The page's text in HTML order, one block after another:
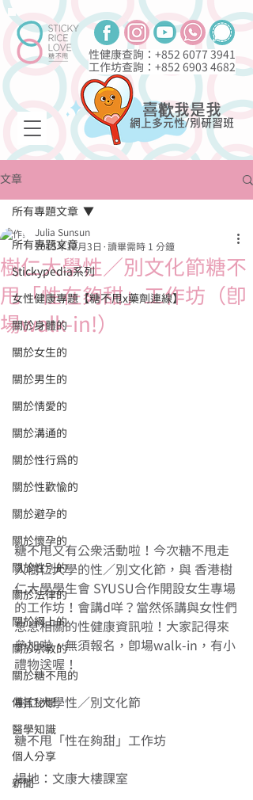
性健康查詢：+852 6077 3941
工作坊查詢：+852 6903 4682
喜歡我是我
網上多元性/別研習班
文章
所有專題文章
Stickypedia系列
女性健康專題【糖不甩x藥劑連線】
關於身體的
關於女生的
關於男生的
關於情愛的
關於溝通的
關於性行為的
關於性歡愉的
關於避孕的
關於懷孕的
關於性別的
關於法律的
關於網上的
關於宗教的
關於糖不甩的
傳言秘聞
醫學知識
個人分享
新聞
所有專題文章
樹仁大學性／別文化節糖不
甩「性在夠甜」工作坊（即
場walk-in!）
Julia Sunsun
2015年12月3日
讀畢需時 1 分鐘
糖不甩又有公眾活動啦！今次糖不甩走
入樹仁大學的性／別文化節，與 香港樹
仁大學學生會 SYUSU合作開設女生專場
的工作坊！會講d咩？當然係講與女性們
息息相關的性健康資訊啦！大家記得來
參加啦，無須報名，即場walk-in，有小
禮物送喔！
樹仁大學性／別文化節
糖不甩「性在夠甜」工作坊
場地：文康大樓課室